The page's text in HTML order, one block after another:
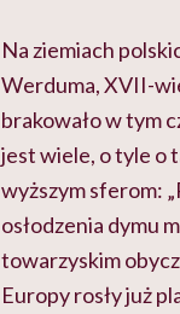
Na ziemiach
Werduma,XVII-
brakowało w tym
jest wiele, o tyle o
wyższym sferom:
osłodzenia dymu
towarzyskim
Europy rosły już